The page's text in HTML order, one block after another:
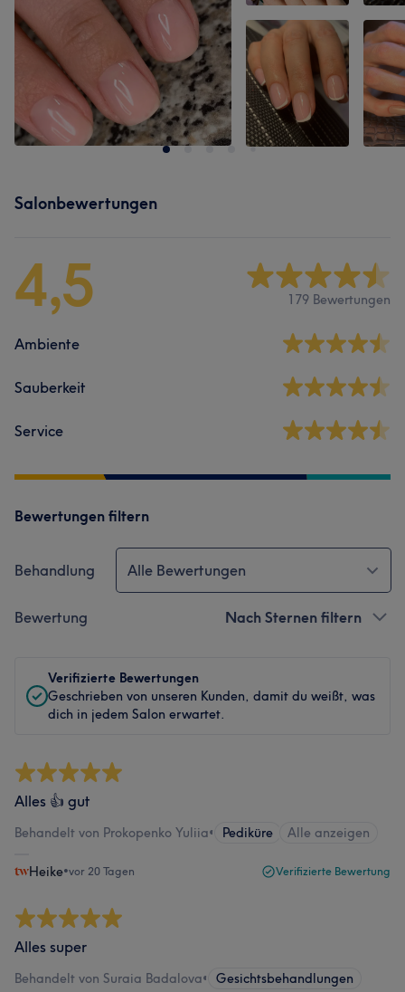
Salonbewertungen
4,5 179 Bewertungen
Ambiente
Sauberkeit
Service
Bewertungen filtern
Behandlung Alle Bewertungen
Bewertung Nach Sternen filtern
Verifizierte Bewertungen
Geschrieben von unseren Kunden, damit du weißt, was
dich in jedem Salon erwartet.
Alles 👍 gut
Behandelt von Prokopenko Yuliia• Pediküre Alle anzeigen
Heike•vor 20 Tagen Verifizierte Bewertung
Alles super
Behandelt von Suraia Badalova• Gesichtsbehandlungen